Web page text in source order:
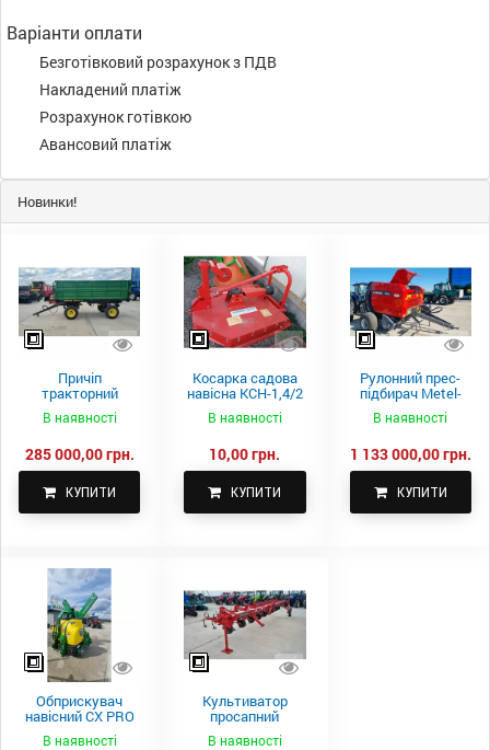
Варіанти оплати
Безготівковий розрахунок з ПДВ
Накладений платіж
Розрахунок готівкою
Авансовий платіж
Новинки!
Причіп
тракторний
самоскидний
Spike 2 ПТС-4
В наявності
285 000,00 грн.
КУПИТИ
Косарка садова
навісна КСН-1,4/2
В наявності
10,00 грн.
КУПИТИ
Рулонний прес-
підбирач Metel-
Fach Z 587
В наявності
1 133 000,00 грн.
КУПИТИ
Обприскувач
навісний CX PRO
В наявності
Культиватор
просапний
КПН-5,6-05
В наявності